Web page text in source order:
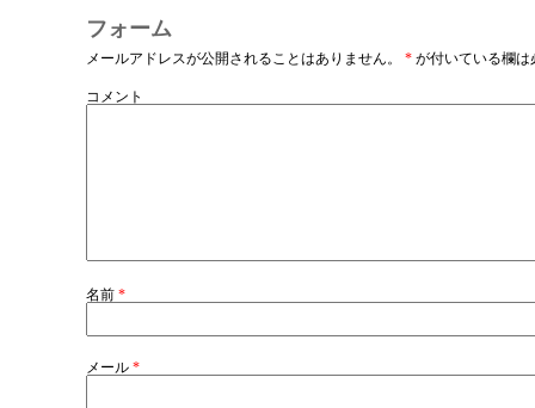
フォーム
メールアドレスが公開されることはありません。 * が付いている欄は
コメント
名前 *
メール *